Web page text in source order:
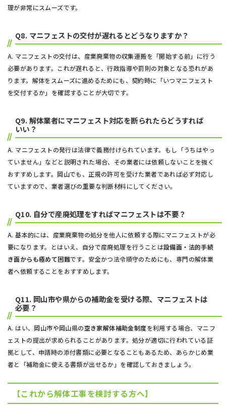
理が非常にスムーズです。
Q8. マニフェストの交付が遅れるとどうなりますか？
A. マニフェストの交付は、産業廃棄物の収集運搬を「開始する前」に行う
必要があります。これが遅れると、行政指導や罰則の対象となる恐れがあ
ります。解体をスムーズに進めるためにも、契約時に「いつマニフェスト
を交付するか」を確認することが大切です。
Q9. 解体業者にマニフェスト対応を断られたらどうすれば
いい？
A. マニフェストの発行は法律で義務付けられています。もし「うちはやっ
ていません」などと説明された場合、その業者には依頼しないことを強く
おすすめします。岡山でも、正規の許可を受けた業者であれば必ず対応し
ていますので、業者選びの重要な判断材料にしてください。
Q10. 自分で産廃処理をすればマニフェストは不要？
A. 基本的には、産業廃棄物の処分を他人に依頼する際にマニフェストが必
要になります。とはいえ、自分で産廃処理を行うことは設備面・法的手続
き面からも極めて困難です。安全かつ法令順守のためにも、専門の解体業
者へ依頼することをおすすめします。
Q11. 岡山市や県からの補助金を受ける際、マニフェストは
必要？
A. はい、岡山市や岡山県の空き家解体補助金制度を利用する場合、マニフ
ェストの提出が求められることがあります。処分が適切に行われている証
拠として、申請時の添付書類に必要となることもあるため、あらかじめ業
者と「補助金に使える書類が出せるか」を確認しておきましょう。
【これから解体工事を検討する方へ】